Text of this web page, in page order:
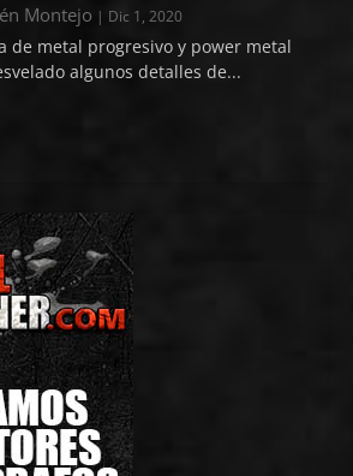
Montejo | Dic 1, 2020
de metal progresivo y power metal
algunos detalles de...